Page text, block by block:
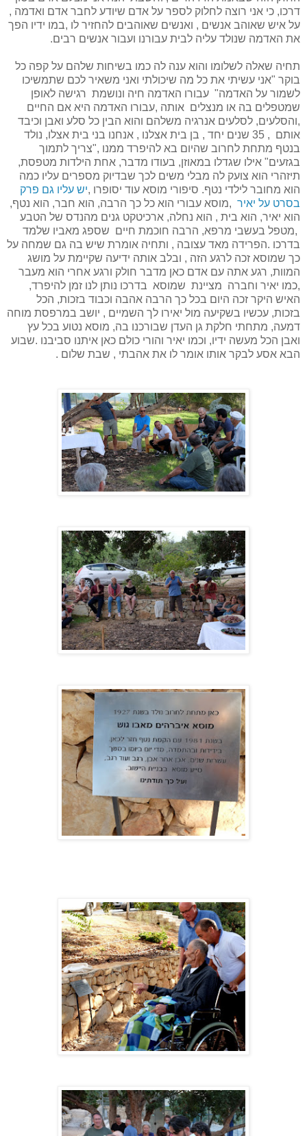
דרכו, כי אני רוצה לחלוק לספר על אדם שיודע לחבר אדם ואדמה ,
על איש שאוהב אנשים , ואנשים שאוהבים להחזיר לו ,במו ידיו הפך
את האדמה שנולד עליה לבית עבורנו ועבור אנשים רבים.
תחיה שאלה לשלומו והוא ענה לה כמו בשיחות שלהם על קפה כל
בוקר "אני עשיתי את כל מה שיכולתי ואני משאיר לכם שתמשיכו
לשמור על האדמה" עבורו האדמה חיה ונושמת רגישה לאופן
שמטפלים בה או מנצלים אותה ,עבורו האדמה היא אם החיים
,והסלעים, לסלעים אנרגיה משלהם והוא הבין כל סלע ואבן וכיבד
אותם , 35 שנים יחד , בן בית אצלנו , אנחנו בני בית אצלו, נולד
בנטף מתחת לחרוב שהיום בא להיפרד ממנו ,"צריך לתמוך
בגזעים" אילו שגדלו במאוזן, בעודו מדבר, אחת הילדות מטפסת,
תיזהרי הוא צועק לה מבלי משים לכך שבדיוק מספרים עליו כמה
הוא מחובר לילדי נטף. סיפורי מוסא עוד יסופרו ,יש עליו גם פרק
בסרט על יאיר ,מוסא עבורי הוא כל כך הרבה, הוא חבר, הוא נטף,
הוא יאיר, הוא בית , הוא נחלה, ארכיטקט גנים מהנדס של הטבע
,מטפל בעשבי מרפא, הרבה חוכמת חיים שספג מאביו שלמד
בדרכו .הפרידה מאד עצובה , ותחיה אומרת שיש בה גם שמחה על
כך שמוסא זכה לרגע הזה , ובלב אותה ידיעה שקיימת על מושג
המוות, רגע אתה עם אדם כאן מדבר חולק ורגע אחרי הוא מעבר
,כמו יאיר וחברה מציינת שמוסא בדרכו נותן לנו זמן להיפרד,
האיש היקר זכה היום בכל כך הרבה אהבה וכבוד בזכות, הכל
בזכות, עכשיו בשקיעה מול יאירו לך השמיים , יושב במרפסת מוחה
דמעה, מתחתי חלקת גן העדן שבורכנו בה, מוסא נטוע בכל עץ
ואבן הכל מעשה ידיו, וכמו יאיר והורי כולם כאן איתנו סביבנו .שבוע
הבא אסע לבקר אותו אומר לו את אהבתי , שבת שלום .